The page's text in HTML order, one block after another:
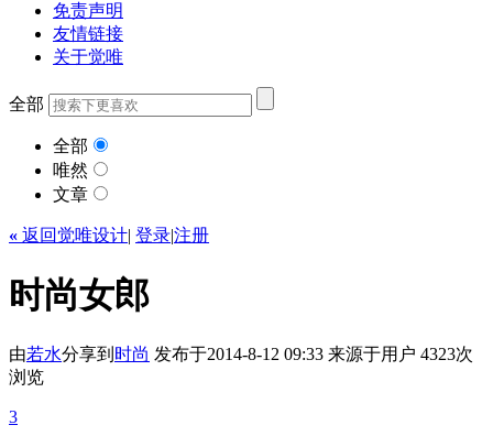
免责声明
友情链接
关于觉唯
全部
全部
唯然
文章
« 返回觉唯设计| 登录|注册
时尚女郎
由若水分享到 时尚 发布于2014-8-12 09:33 来源于用户 4323次
浏览
3